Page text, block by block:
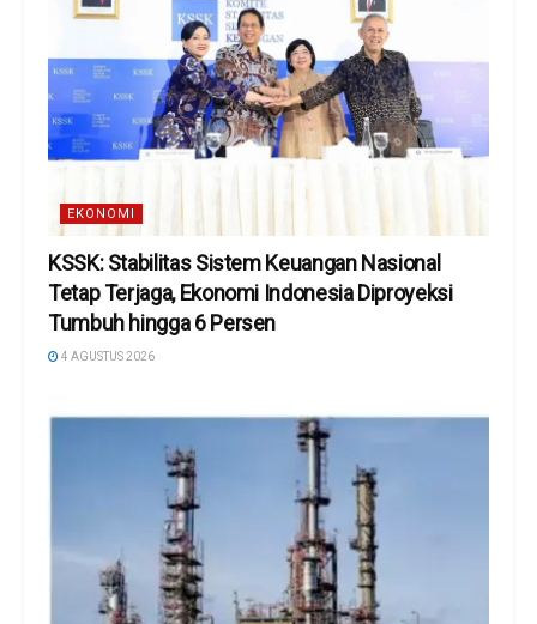
EKONOMI
KSSK: Stabilitas Sistem Keuangan Nasional
Tetap Terjaga, Ekonomi Indonesia Diproyeksi
Tumbuh hingga 6 Persen
4 AGUSTUS 2026